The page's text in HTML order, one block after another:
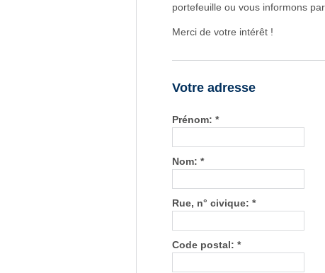
portefeuille ou vous informons
Merci de votre intérêt !
Votre adresse
Prénom: *
Nom: *
Rue, n° civique: *
Code postal: *